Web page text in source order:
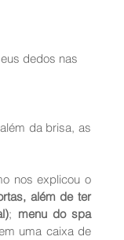
dedos nas
da brisa, as
nos explicou o
além de ter
; menu do spa
uma caixa de